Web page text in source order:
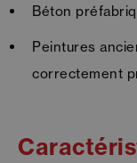
Béton
Peintures
correctement